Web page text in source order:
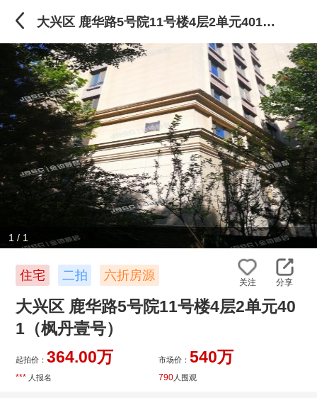
大兴区 鹿华路5号院11号楼4层2单元401（枫丹壹号）
1 / 1
住宅 二拍 六折房源 关注 分享
大兴区 鹿华路5号院11号楼4层2单元40
1（枫丹壹号）
起拍价：364.00万 市场价： 540万
*** 人报名 790 人围观